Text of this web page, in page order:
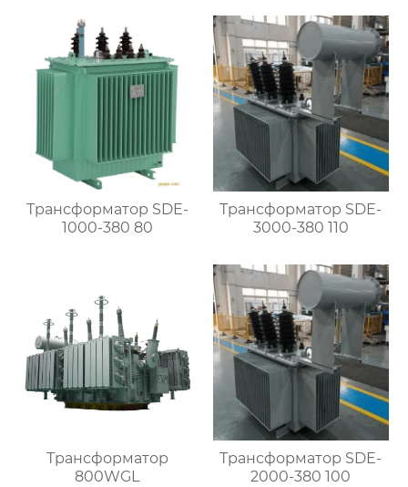
Трансформатор SDE-
1000-380 80
Трансформатор SDE-
3000-380 110
Трансформатор
800WGL
Трансформатор SDE-
2000-380 100